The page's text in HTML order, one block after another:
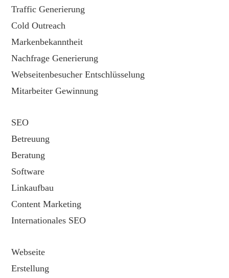
Traffic Generierung
Cold Outreach
Markenbekanntheit
Nachfrage Generierung
Webseitenbesucher Entschlüsselung
Mitarbeiter Gewinnung
SEO
Betreuung
Beratung
Software
Linkaufbau
Content Marketing
Internationales SEO
Webseite
Erstellung